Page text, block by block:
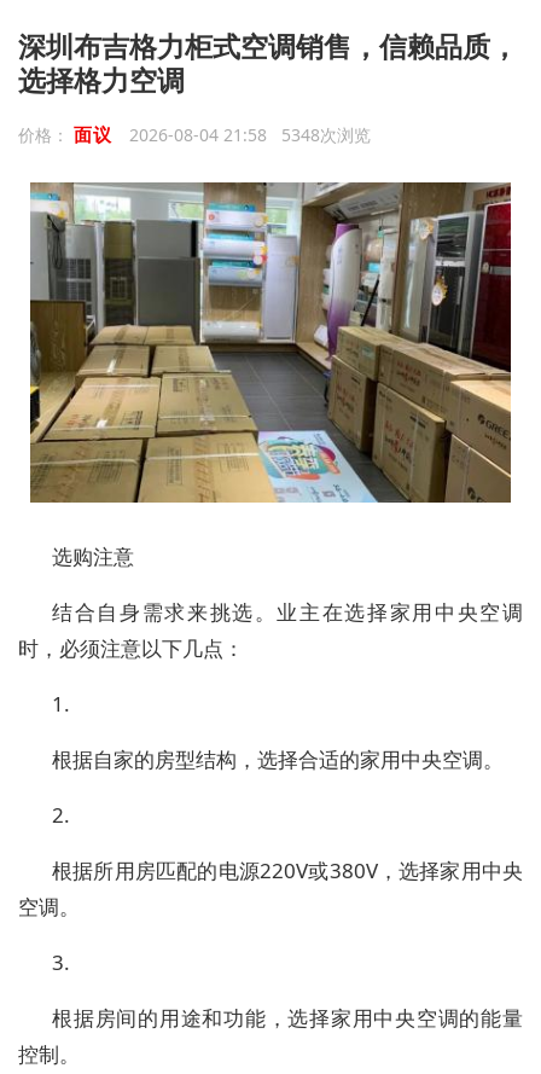
深圳布吉格力柜式空调销售，信赖品质，
选择格力空调
价格： 面议 2026-08-04 21:58 5348次浏览
选购注意
结合自身需求来挑选。业主在选择家用中央空调
时，必须注意以下几点：
1.
根据自家的房型结构，选择合适的家用中央空调。
2.
根据所用房匹配的电源220V或380V，选择家用中央
空调。
3.
根据房间的用途和功能，选择家用中央空调的能量
控制。